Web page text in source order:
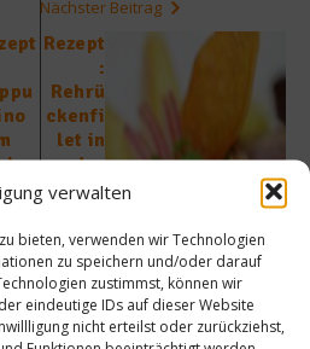
verwalten
bieten, verwenden wir Technologien
zu speichern und/oder darauf
zustimmst, können wir
eindeutige IDs auf dieser Website
nicht erteilst oder zurückziehst,
Nächster Beitrag
Rezept
:
Rehrü
ckenfi
let in
der
Walnu
te mit
Kaffee
-
Schok
oladen